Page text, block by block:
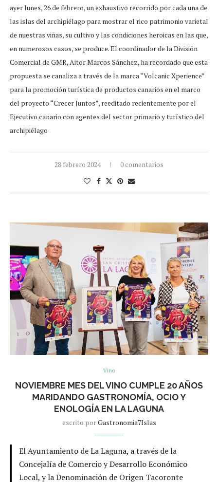
ayer lunes, 26 de febrero, un exhaustivo recorrido por cada una de
las islas del archipiélago para mostrar el rico patrimonio varietal
de nuestras viñas, su cultivo y las condiciones heroicas en las que,
en numerosos casos, se produce. El coordinador de la División
Comercial de GMR, Aitor Marcos Sánchez, ha recordado que esta
propuesta se canaliza a través de la marca “Volcanic Xperience”
para la promoción turística de productos canarios en el marco
del proyecto “Crecer Juntos”, reeditado recientemente por el
Ejecutivo canario con agentes del sector primario y turístico del
archipiélago
28 febrero 2024 0 comentarios
Vino
NOVIEMBRE MES DEL VINO CUMPLE 20 AÑOS
MARIDANDO GASTRONOMÍA, OCIO Y
ENOLOGÍA EN LA LAGUNA
escrito porGastronomia7Islas
El Ayuntamiento de La Laguna, a través de la
Concejalía de Comercio y Desarrollo Económico
Local, y la Denominación de Origen Tacoronte